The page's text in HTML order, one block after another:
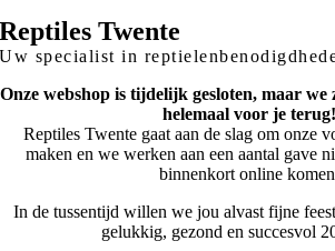
Reptiles Twente
Uw specialist in
Onze webshop is tijdelijk gesloten, maar
helemaal voor je terug!
Reptiles Twente gaat aan de slag om onze
maken en we werken aan een aantal gave
binnenkort online
In de tussentijd willen we jou alvast fijne
gelukkig, gezond en succesvol